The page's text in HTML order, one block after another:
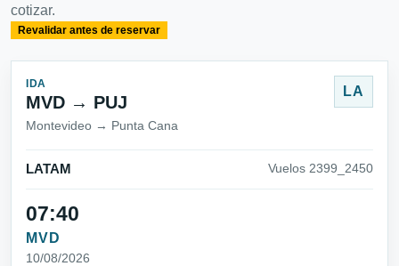
cotizar.
Revalidar antes de reservar
IDA
MVD → PUJ
Montevideo → Punta Cana
LA
LATAM Vuelos 2399_2450
07:40
MVD
10/08/2026